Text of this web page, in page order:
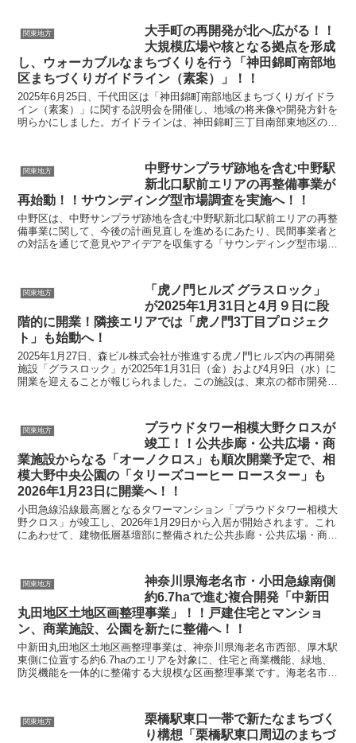
関東地方
大手町の再開発が北へ広がる！！
大規模広場や核となる拠点を形成
し、ウォーカブルなまちづくりを行う「神田錦町南部地
区まちづくりガイドライン（素案）」！！
2025年6月25日、千代田区は「神田錦町南部地区まちづくりガイドラ
イン（素案）」に関する説明会を開催し、地域の将来像や開発方針を
明らかにしました。ガイドラインは、神田錦町三丁目南部東地区の再
関東地方
中野サンプラザ跡地を含む中野駅
新北口駅前エリアの再整備事業が
再始動！！サウンディング型市場調査を実施へ！！
中野区は、中野サンプラザ跡地を含む中野駅新北口駅前エリアの再整
備事業に関して、今後の計画見直しを進めるにあたり、民間事業者と
の対話を通じて意見やアイデアを収集する「サウンディング型市場調
関東地方
「虎ノ門ヒルズ グラスロック」
が2025年1月31日と4月９日に段
階的に開業！隣接エリアでは「虎ノ門3丁目プロジェク
ト」も始動へ！
2025年1月27日、森ビル株式会社が推進する虎ノ門ヒルズ内の再開発
施設「グラスロック」が2025年1月31日（金）および4月9日（水）に
開業を迎えることが報じられました。この施設は、東京の都市開発に
関東地方
プラウドタワー相模大野クロスが
竣工！！公共歩廊・公共広場・商
業施設からなる「オーノクロス」も順次開業予定で、相
模大野中央公園の「タリーズコーヒー ロースター」も
2026年1月23日に開業へ！！
小田急線沿線最高層となるタワーマンション「プラウドタワー相模大
野クロス」が竣工し、2026年1月29日から入居が開始されます。これ
にあわせて、建物低層基壇部に整備された公共歩廊・公共広場・商業
関東地方
神奈川県海老名市・小田急線南側
約6.7haで進む複合開発「中新田
丸田地区土地区画整理事業」！！戸建住宅とマンショ
ン、商業施設、公園を新たに整備へ！！
中新田丸田地区土地区画整理事業は、神奈川県海老名市西部、厚木駅
東側に位置する約6.7haのエリアを対象に、住宅と商業機能、緑地、
防災機能を一体的に整備する大規模な区画整理事業です。海老名市都
関東地方
栗橋駅東口一帯で新たなまちづく
り構想「栗橋駅東口周辺のまちづ